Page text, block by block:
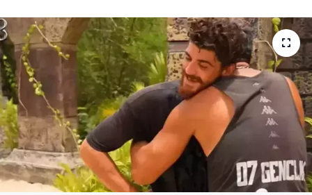
YEREL YÖNETİMLER